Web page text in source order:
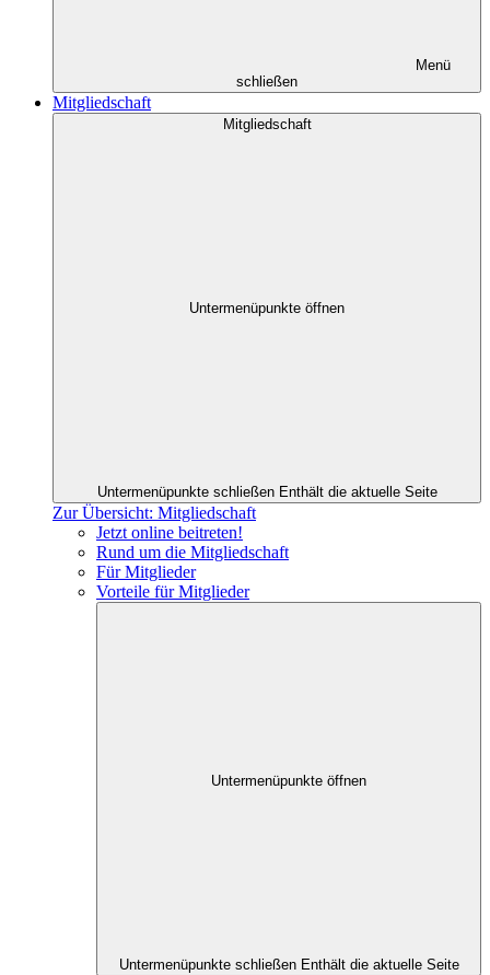
Menü
schließen
Mitgliedschaft
Mitgliedschaft
Untermenüpunkte öffnen
Untermenüpunkte schließen Enthält die aktuelle Seite
Zur Übersicht: Mitgliedschaft
Jetzt online beitreten!
Rund um die Mitgliedschaft
Für Mitglieder
Vorteile für Mitglieder
Untermenüpunkte öffnen
Untermenüpunkte schließen Enthält die aktuelle Seite